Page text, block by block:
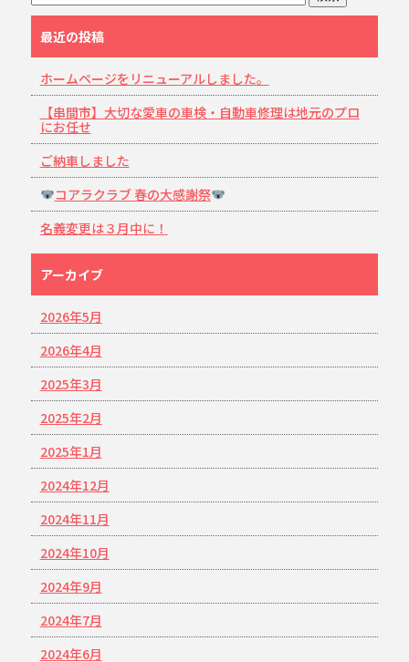
最近の投稿
ホームページをリニューアルしました。
【串間市】大切な愛車の車検・自動車修理は地元のプロ
にお任せ
ご納車しました
コアラクラブ 春の大感謝祭
名義変更は３月中に！
アーカイブ
2026年5月
2026年4月
2025年3月
2025年2月
2025年1月
2024年12月
2024年11月
2024年10月
2024年9月
2024年7月
2024年6月